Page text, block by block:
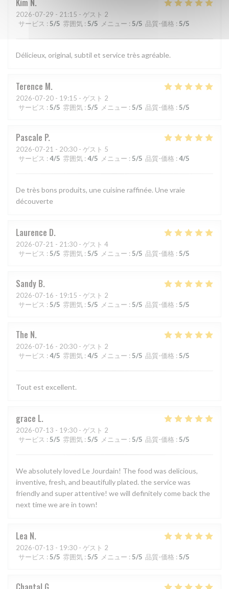
Kim N
2026-07-29 - 21:15 - ゲスト 2
サービス : 5/5 雰囲気 : 5/5 メニュー : 5/5 品質-価格 : 5/5
Délicieux, original, subtil et service très agréable.
Terence M
2026-07-20 - 19:15 - ゲスト 2
サービス : 5/5 雰囲気 : 5/5 メニュー : 5/5 品質-価格 : 5/5
Pascale P
2026-07-21 - 20:30 - ゲスト 5
サービス : 4/5 雰囲気 : 4/5 メニュー : 5/5 品質-価格 : 4/5
De très bons produits, une cuisine raffinée. Une vraie
découverte
Laurence D
2026-07-21 - 21:30 - ゲスト 4
サービス : 5/5 雰囲気 : 5/5 メニュー : 5/5 品質-価格 : 5/5
Sandy B
2026-07-16 - 19:15 - ゲスト 2
サービス : 5/5 雰囲気 : 5/5 メニュー : 5/5 品質-価格 : 5/5
The N
2026-07-16 - 20:30 - ゲスト 2
サービス : 4/5 雰囲気 : 4/5 メニュー : 5/5 品質-価格 : 5/5
Tout est excellent.
grace L
2026-07-13 - 19:30 - ゲスト 2
サービス : 5/5 雰囲気 : 5/5 メニュー : 5/5 品質-価格 : 5/5
We absolutely loved Le Jourdain! The food was delicious,
inventive, fresh, and beautifully plated. the service was
friendly and super attentive! we will definitely come back the
next time we are in town!
Lea N
2026-07-13 - 19:30 - ゲスト 2
サービス : 5/5 雰囲気 : 5/5 メニュー : 5/5 品質-価格 : 5/5